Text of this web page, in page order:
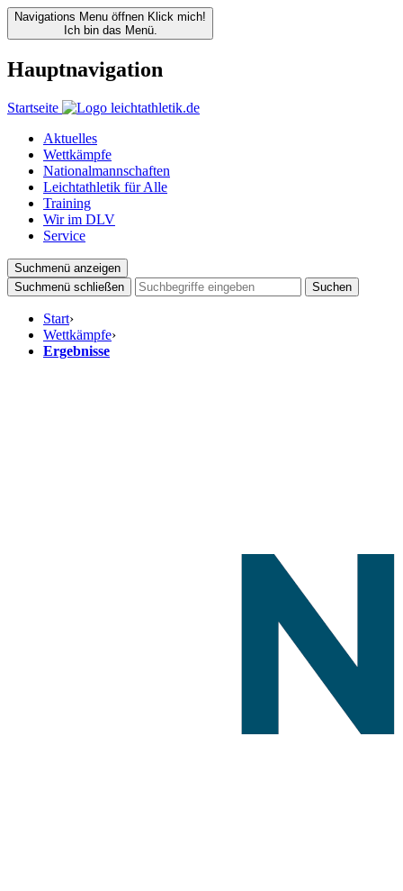
Navigations Menu öffnen Klick mich!
Ich bin das Menü.
Hauptnavigation
Startseite
Aktuelles
Wettkämpfe
Nationalmannschaften
Leichtathletik für Alle
Training
Wir im DLV
Service
Suchmenü anzeigen
Suchmenü schließen
Suchen
Start›
Wettkämpfe›
Ergebnisse